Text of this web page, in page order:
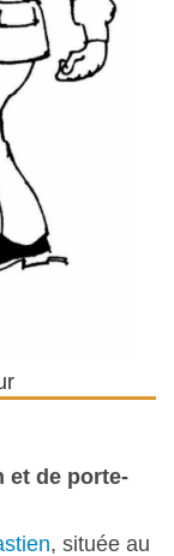
et de porte-
, située au